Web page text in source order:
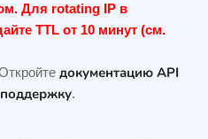
Для rotating IP в
TTL от 10 минут (см.
документацию API
.